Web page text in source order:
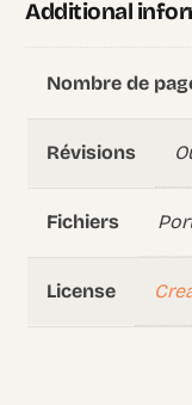
Additional
Nombre de
Révisions
Fichiers
License